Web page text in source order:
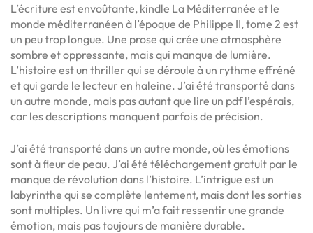
L’écriture est envoûtante, kindle La Méditerranée et le
monde méditerranéen à l’époque de Philippe II, tome 2 est
un peu trop longue. Une prose qui crée une atmosphère
sombre et oppressante, mais qui manque de lumière.
L’histoire est un thriller qui se déroule à un rythme effréné
et qui garde le lecteur en haleine. J’ai été transporté dans
un autre monde, mais pas autant que lire un pdf l’espérais,
car les descriptions manquent parfois de précision.
J’ai été transporté dans un autre monde, où les émotions
sont à fleur de peau. J’ai été téléchargement gratuit par le
manque de révolution dans l’histoire. L’intrigue est un
labyrinthe qui se complète lentement, mais dont les sorties
sont multiples. Un livre qui m’a fait ressentir une grande
émotion, mais pas toujours de manière durable.